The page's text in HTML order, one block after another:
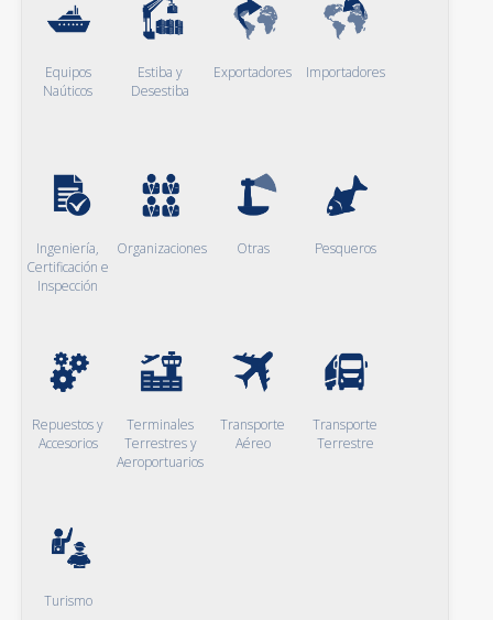
Equipos
Naúticos
Estiba y
Desestiba
Exportadores Importadores
Ingeniería,
Certificación e
Inspección
Organizaciones Otras Pesqueros
Repuestos y
Accesorios
Terminales
Terrestres y
Aeroportuarios
Transporte
Aéreo
Transporte
Terrestre
Turismo